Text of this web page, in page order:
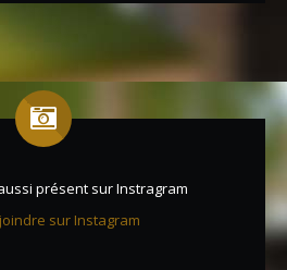
présent sur Instragram
sur Instagram